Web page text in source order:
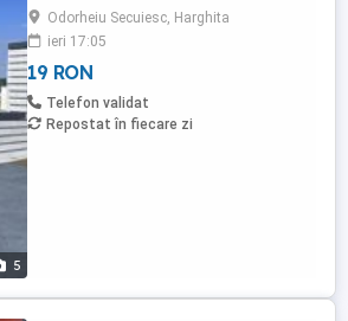
5
Se asortează stilului arhitectural modern.
Disponibil In 3 culori : Sahara, Dark,
Polaris SPECIFICATII Dimensiuni boltar
(Lxl) 60 x 30 cm Înăltime boltar: 9 cm,
Înăltime capac: 7,5 cm Buc boltar palet: 60
buc Buc capac palet: ...
Odorheiu Secuiesc, Harghita
ieri 17:05
19 RON
Telefon validat
Repostat în fiecare zi